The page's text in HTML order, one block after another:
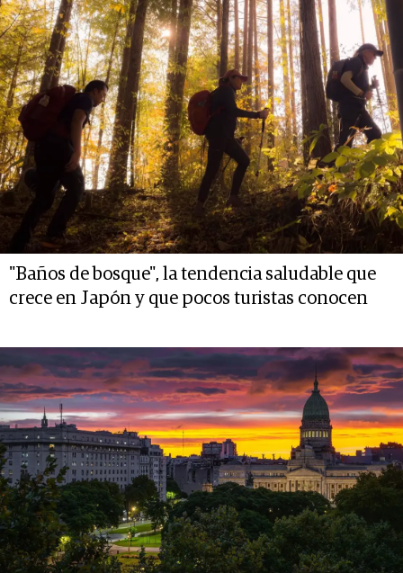
"Baños de bosque", la tendencia saludable que
crece en Japón y que pocos turistas conocen